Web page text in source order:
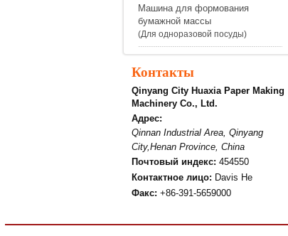
Машина для формования
бумажной массы
(Для одноразовой посуды)
Контакты
Qinyang City Huaxia Paper Making
Machinery Co., Ltd.
Адрес:
Qinnan Industrial Area, Qinyang
City,Henan Province, China
Почтовый индекс: 454550
Контактное лицо: Davis He
Факс:+86-391-5659000